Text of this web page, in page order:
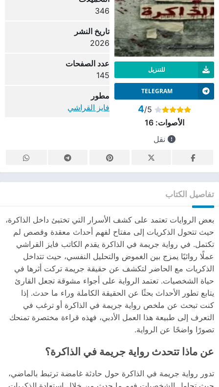
للتنزيل
TELEGRAM
4/5
الأصوات:16
نقل
346
تاريخ النشر
2026
عدد الصفحات
145
مطور
فايز القراشي
تفاصيل الكتاب
بعض الروايات تعتمد على كشف الأسرار التي تختبئ داخل الذاكرة،
حيث تتحول الذكريات إلى مفتاح لفهم أحداث معقدة وقصص لم
تكتمل. في رواية جريمة في الذاكرة يقدم الكاتب فايز القراشي
عملًا روائيًا يمزج بين الغموض والتحليل النفسي، حيث تتداخل
الذكريات مع الحاضر لتكشف عن حقيقة جريمة تركت أثرها في
حياة الشخصيات. تعتمد الرواية على أجواء مشوقة تجعل القارئ
يتابع تطور الأحداث بحثًا عن الحقيقة الكاملة وراء ما حدث. إذا
كنت تبحث عن ملخص رواية جريمة في الذاكرة أو ترغب في
التعرف إلى طبيعة هذا العمل الأدبي، فهذه قراءة مختصرة تمنحك
تصورًا واضحًا عن الرواية.
عن ماذا تتحدث رواية جريمة في الذاكرة؟
تدور رواية جريمة في الذاكرة حول حادثة غامضة ترتبط بالماضي،